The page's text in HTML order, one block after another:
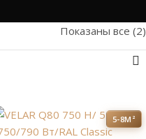
Показаны все (2)
5-8М²